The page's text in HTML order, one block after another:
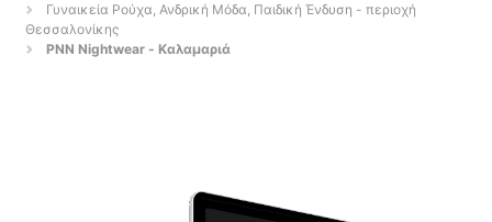
Γυναικεία Ρούχα, Ανδρική Μόδα, Παιδική Ένδυση - περιοχή
Θεσσαλονίκης
PNN Nightwear - Καλαμαριά